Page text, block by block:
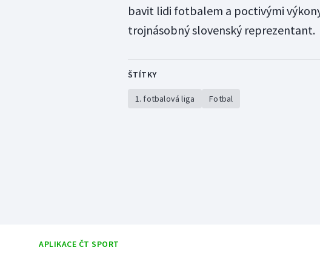
bavit lidi fotbalem a poctivými
trojnásobný slovenský reprezentant.
ŠTÍTKY
1. fotbalová liga Fotbal
APLIKACE ČT SPORT